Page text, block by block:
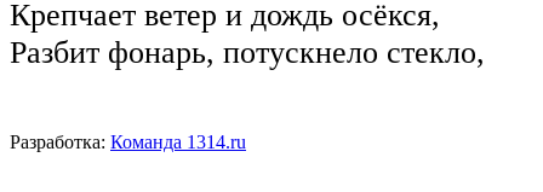
Крепчает ветер и дождь осёкся,
Разбит фонарь, потускнело стекло,
Разработка: Команда 1314.ru